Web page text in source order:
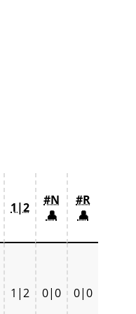
1|2
#N
👤
#R
👤
1|2 0|0 0|0